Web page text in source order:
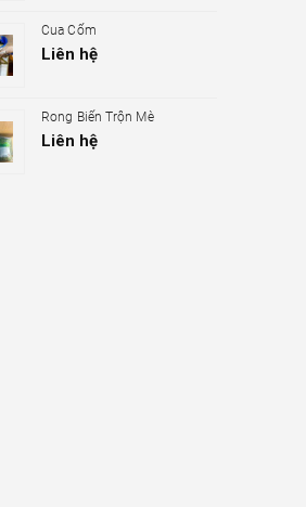
Cua Cốm
Liên hệ
Rong Biển Trộn Mè
Liên hệ